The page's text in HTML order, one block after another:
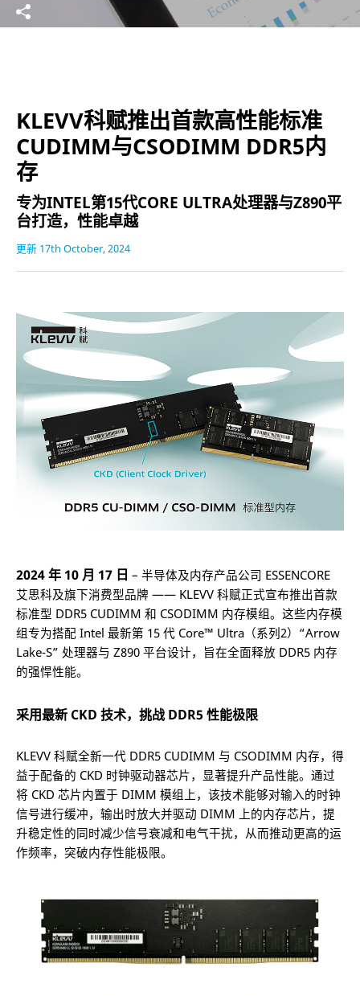
KLEVV科赋推出首款高性能标准
CUDIMM与CSODIMM DDR5内
存
专为INTEL第15代CORE ULTRA处理器与Z890平
台打造，性能卓越
更新 17th October, 2024
2024 年 10 月 17 日 – 半导体及内存产品公司 ESSENCORE
艾思科及旗下消费型品牌 —— KLEVV 科赋正式宣布推出首款
标准型 DDR5 CUDIMM 和 CSODIMM 内存模组。这些内存模
组专为搭配 Intel 最新第 15 代 Core™ Ultra（系列2）“Arrow
Lake-S” 处理器与 Z890 平台设计，旨在全面释放 DDR5 内存
的强悍性能。
采用最新 CKD 技术，挑战 DDR5 性能极限
KLEVV 科赋全新一代 DDR5 CUDIMM 与 CSODIMM 内存，得
益于配备的 CKD 时钟驱动器芯片，显著提升产品性能。通过
将 CKD 芯片内置于 DIMM 模组上，该技术能够对输入的时钟
信号进行缓冲，输出时放大并驱动 DIMM 上的内存芯片，提
升稳定性的同时减少信号衰减和电气干扰，从而推动更高的运
作频率，突破内存性能极限。